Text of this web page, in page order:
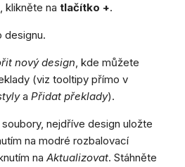
klikněte na tlačítko +.
designu.
nový design, kde můžete
(viz tooltipy přímo v
a Přidat překlady).
nejdříve design uložte
na modré rozbalovací
na Aktualizovat. Stáhněte